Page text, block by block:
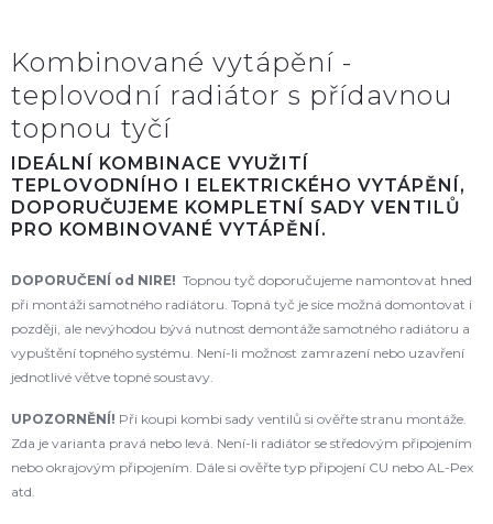
Kombinované vytápění -
teplovodní radiátor s přídavnou
topnou tyčí
IDEÁLNÍ KOMBINACE VYUŽITÍ
TEPLOVODNÍHO I ELEKTRICKÉHO VYTÁPĚNÍ,
DOPORUČUJEME KOMPLETNÍ SADY VENTILŮ
PRO KOMBINOVANÉ VYTÁPĚNÍ.
DOPORUČENÍ od NIRE! Topnou tyč doporučujeme namontovat hned
při montáži samotného radiátoru. Topná tyč je sice možná domontovat i
později, ale nevýhodou bývá nutnost demontáže samotného radiátoru a
vypuštění topného systému. Není-li možnost zamrazení nebo uzavření
jednotlivé větve topné soustavy.
UPOZORNĚNÍ! Při koupi kombi sady ventilů si ověřte stranu montáže.
Zda je varianta pravá nebo levá. Není-li radiátor se středovým připojením
nebo okrajovým připojením. Dále si ověřte typ připojení CU nebo AL-Pex
atd.